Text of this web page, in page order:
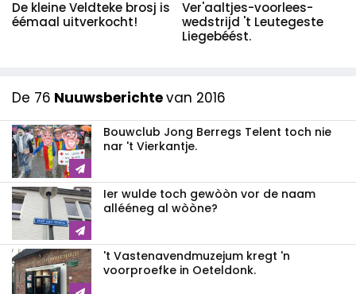
De kleine Veldteke brosj is
éémaal uitverkocht!
Ver'aaltjes-voorlees-
wedstrijd 't Leutegeste
Liegebéést.
De 76 Nuuwsberichtevan 2016
Bouwclub Jong Berregs Telent toch nie
nar 't Vierkantje.
Ier wulde toch gewòòn vor de naam
allééneg al wòòne?
't Vastenavendmuzejum kregt 'n
voorproefke in Oeteldonk.